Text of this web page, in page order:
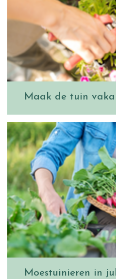
Maak de tuin
Moestuinieren in